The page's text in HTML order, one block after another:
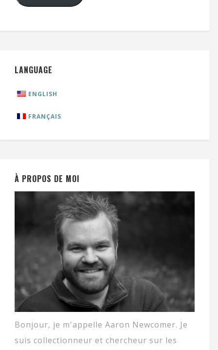
LANGUAGE
ENGLISH
FRANÇAIS
À PROPOS DE MOI
Bonjour, je m'appelle Aaron Newcomer. Je
suis collectionneur et chercheur sur les